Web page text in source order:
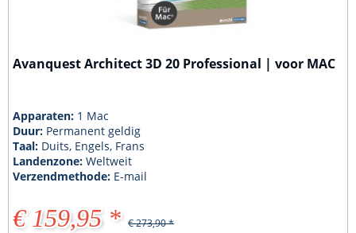
Avanquest Architect 3D 20 Professional | voor MAC
Apparaten: 1 Mac
Duur: Permanent geldig
Taal: Duits, Engels, Frans
Landenzone:Weltweit
Verzendmethode: E-mail
€ 159,95 * € 273,90 *